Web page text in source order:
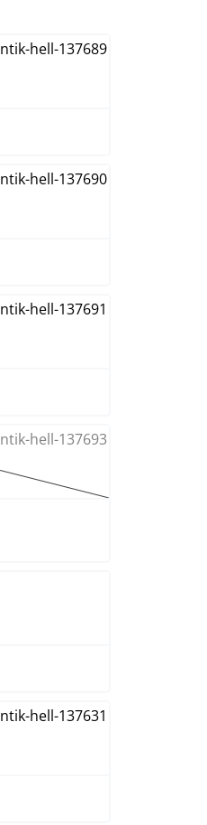
Option ist zurzeit nicht verfügbar.)